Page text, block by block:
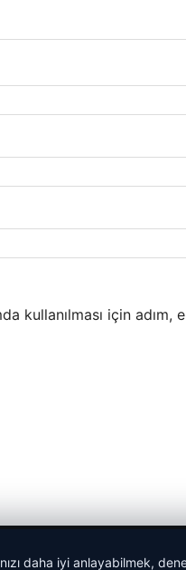
kullanılması için
daha iyi anlayabilmek,